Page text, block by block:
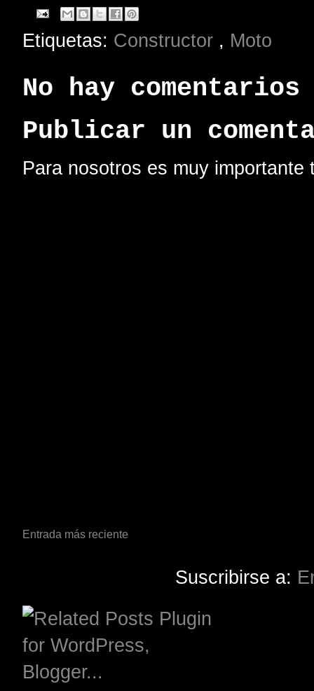
Etiquetas: Constructor , Moto
No hay
Publicar un
Para nosotros es muy
Entrada más reciente
Suscribirse a: